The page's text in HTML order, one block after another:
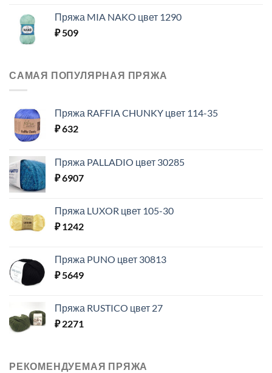
Пряжа MIA NAKO цвет 1290
₽509
САМАЯ ПОПУЛЯРНАЯ ПРЯЖА
Пряжа RAFFIA CHUNKY цвет 114-35
₽632
Пряжа PALLADIO цвет 30285
₽6907
Пряжа LUXOR цвет 105-30
₽1242
Пряжа PUNO цвет 30813
₽5649
Пряжа RUSTICO цвет 27
₽2271
РЕКОМЕНДУЕМАЯ ПРЯЖА